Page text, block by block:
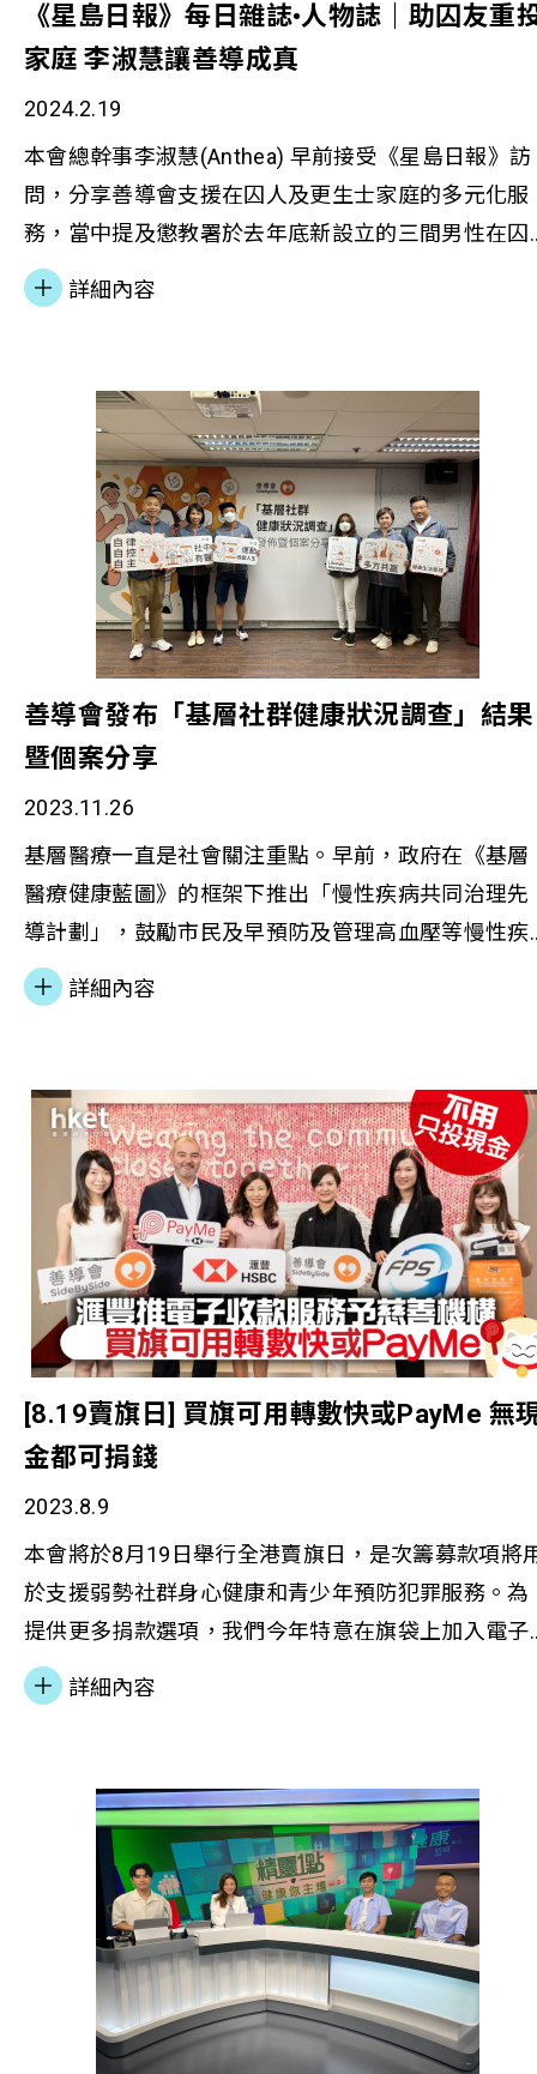
《星島日報》每日雜誌•人物誌｜助囚友重
家庭 李淑慧讓善導成真
2024.2.19
本會總幹事李淑慧(Anthea) 早前接受《星島日報》訪
問，分享善導會支援在囚人及更生士家庭的多元化服
務，當中提及懲教署於去年底新設立的三間男性在囚
人士親子中心，以及本會「藍巴士賽馬會結伴成長計
劃」的服務理念和內容；亦簡介了本會兩個過渡性房
會訴求。 Anthea在訪問中分享了自身的成長經歷，
及多年的社會服務經驗；讓我們繼續一起用心聆聽，
與社會上有需要的一群同心同行，實現「自在共
融」。 (圖片來源：星島日報) 歡迎點擊閱讀相關報
導：每日雜誌•人物誌｜助囚友重投家庭 李淑慧讓善
成真(星島日報)
詳細內容
善導會發布「基層社群健康狀況調查」結果
暨個案分享
2023.11.26
基層醫療一直是社會關注重點。早前，政府在《基層
醫療健康藍圖》的框架下推出「慢性疾病共同治理先
導計劃」，鼓勵市民及早預防及管理高血壓等慢性疾
病，以減輕醫療健康服務負擔。善導會一向關注基層
社群身心健康，為了進一步改善基層醫療服務的成
況。調查結果於今日正式發布，善導會亦針對調查結
果及個案分享提出政策建議。 調查於2021年12月至
2023年2月期間進行，共訪問1,156名年齡15歲或以上
的特定基層群組，目標對象主要為︰更生人士、精神
復元人士及多元族裔人士，結果顯示受訪者均面對不
同程度身體及精神健康問題。 調查發現，受訪者的
重指標 (BMI) 呈兩極化，[1]較一般人士出現過輕情況
高出超過五成，而二級肥胖則較一般人士更高出八成
查時卻出現血壓升高的情況；當中，多元族裔人士的
比率更是一般人士的五倍多，情況令人擔憂。此外，
受訪者過去一個月沒有進行任何體能活動的比率比一
般人士多兩倍半，他們不參與體能活動的普遍原因都
是因為疲倦及缺乏恆心，而超過一半的多元族裔人士
表示沒時間參與體能活動。 精神健康方面，調查亦
現更生人士確診精神病患的比率較一般人士為多，當
中確診抑鬱症的比率更是一般人士的五倍；超過五成
活管理意識，身心健康需要進一步支援。 過來人分
– 運動改變人生 為更全面了解基層社群在健康生活管
理的服務需求，發布會上邀請了更生人士及多元族裔
人士代表現身說法，分享在社工輔導層面，加上適切
的健康生活管理支援，對於其行為習慣及精神健康改
善如何有著明顯的成效。 更生人士阿強（化名）兩年
前因犯事而被判接受感化，經過安排參與善導會的預
詳細內容
[8.19賣旗日] 買旗可用轉數快或PayMe 無
金都可捐錢
2023.8.9
本會將於8月19日舉行全港賣旗日，是次籌募款項將
於支援弱勢社群身心健康和青少年預防犯罪服務。為
提供更多捐款選項，我們今年特意在旗袋上加入電子
支付方式，讓大眾在街上買旗時，可用轉數快(FPS)
PayMe 即時捐款，方便快捷。 相關報導：
https://inews.hket.com/article/3588118?r=cpstni
詳細內容